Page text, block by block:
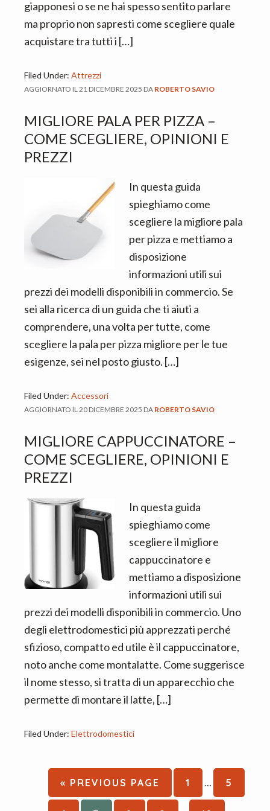
giapponesi o se ne hai spesso sentito parlare
ma proprio non sapresti come scegliere quale
acquistare tra tutti i […]
Filed Under: Attrezzi
AGGIORNATO IL21 DICEMBRE 2025 DA ROBERTO SAVIO
MIGLIORE PALA PER PIZZA –
COME SCEGLIERE, OPINIONI E
PREZZI
In questa guida
spieghiamo come
scegliere la migliore pala
per pizza e mettiamo a
disposizione
informazioni utili sui
prezzi dei modelli disponibili in commercio. Se
sei alla ricerca di un guida che ti aiuti a
comprendere, una volta per tutte, come
scegliere la pala per pizza migliore per le tue
esigenze, sei nel posto giusto. […]
Filed Under: Accessori
AGGIORNATO IL20 DICEMBRE 2025 DA ROBERTO SAVIO
MIGLIORE CAPPUCCINATORE –
COME SCEGLIERE, OPINIONI E
PREZZI
In questa guida
spieghiamo come
scegliere il migliore
cappuccinatore e
mettiamo a disposizione
informazioni utili sui
prezzi dei modelli disponibili in commercio. Uno
degli elettrodomestici più apprezzati perché
sfizioso, compatto ed utile è il cappuccinatore,
noto anche come montalatte. Come suggerisce
il nome stesso, si tratta di un apparecchio che
permette di montare il latte, […]
Filed Under: Elettrodomestici
« GO
TO
PREVIOUS PAGE PAGE
1 … PAGE
5